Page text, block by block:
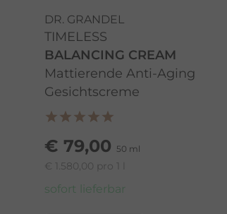
DR. GRANDEL
TIMELESS
BALANCING CREAM
Mattierende Anti-Aging
Gesichtscreme
€ 79,00 50 ml
€ 1.580,00 pro 1 l
sofort lieferbar